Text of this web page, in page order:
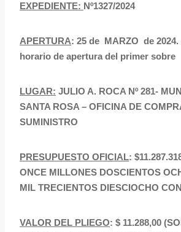
EXPEDIENTE: Nº1327/2024
APERTURA: 25 de MARZO de
horario de apertura del primer sobre
LUGAR: JULIO A. ROCA Nº 281-
SANTA ROSA – OFICINA DE
SUMINISTRO
PRESUPUESTO OFICIAL:
ONCE MILLONES DOSCIENTOS
MIL TRECIENTOS DIESCIOCHO
VALOR DEL PLIEGO: $ 11.288,00